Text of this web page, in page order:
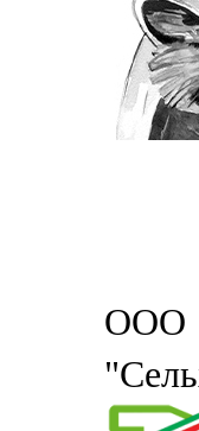
ООО